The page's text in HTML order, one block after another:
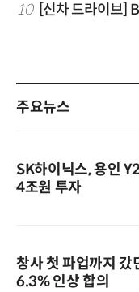
10 [신차 드라이브]
주요뉴스
SK하이닉스, 용인
4조원 투자
창사 첫 파업까지
6.3% 인상 합의